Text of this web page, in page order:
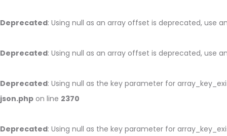
Deprecated: Using null as an array offset is deprecated, use
Deprecated: Using null as an array offset is deprecated, use
Deprecated: Using null as the key parameter for
json.php on line 2370
Deprecated: Using null as the key parameter for